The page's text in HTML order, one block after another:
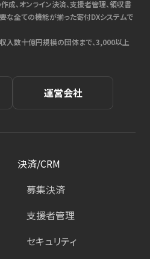
成、オンライン決済、支援者管理、領収書
な全ての機能が揃った寄付DXシステムで
入数十億円規模の団体まで、3,000以上
運営会社
決済/CRM
募集決済
支援者管理
セキュリティ